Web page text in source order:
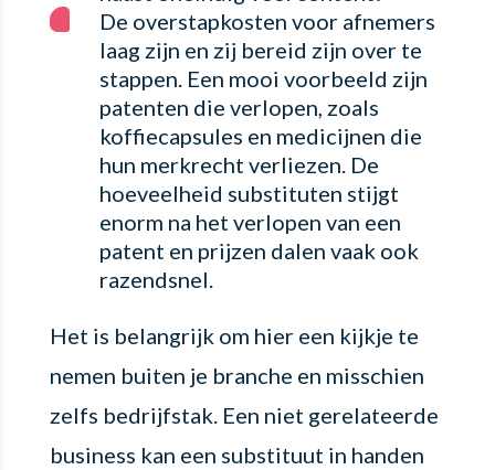
De overstapkosten voor afnemers
laag zijn en zij bereid zijn over te
stappen. Een mooi voorbeeld zijn
patenten die verlopen, zoals
koffiecapsules en medicijnen die
hun merkrecht verliezen. De
hoeveelheid substituten stijgt
enorm na het verlopen van een
patent en prijzen dalen vaak ook
razendsnel.
Het is belangrijk om hier een kijkje te
nemen buiten je branche en misschien
zelfs bedrijfstak. Een niet gerelateerde
business kan een substituut in handen